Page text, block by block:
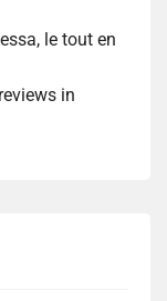
le tout en
in